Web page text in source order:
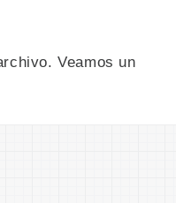
Veamos un